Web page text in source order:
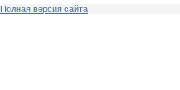
Полная версия сайта